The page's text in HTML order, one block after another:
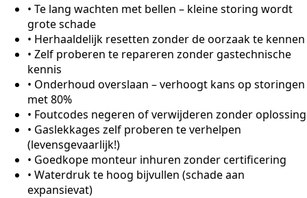
• Te lang wachten met bellen – kleine storing wordt
grote schade
• Herhaaldelijk resetten zonder de oorzaak te kennen
• Zelf proberen te repareren zonder gastechnische
kennis
• Onderhoud overslaan – verhoogt kans op storingen
met 80%
• Foutcodes negeren of verwijderen zonder oplossing
• Gaslekkages zelf proberen te verhelpen
(levensgevaarlijk!)
• Goedkope monteur inhuren zonder certificering
• Waterdruk te hoog bijvullen (schade aan
expansievat)